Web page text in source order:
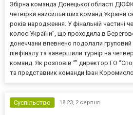
Збірна команда Донецької області
четвірки найсильніших команд України
років народження. У фінальній частині
колос України”, що проходила в
донеччани впевнено подолали груповий
півфіналу та завершили турнір на
команд. Як розповів “” директор ГО
та представник команди Іван
Суспільство 18:23, 2 серпня